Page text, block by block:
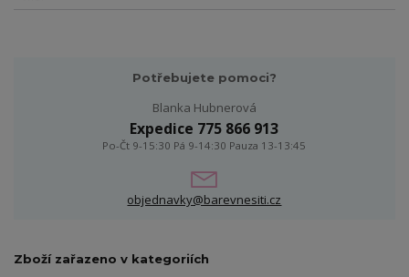
Potřebujete pomoci?
Blanka Hubnerová
Expedice 775 866 913
Po-Čt 9-15:30 Pá 9-14:30 Pauza 13-13:45
objednavky@barevnesiti.cz
Zboží zařazeno v kategoriích